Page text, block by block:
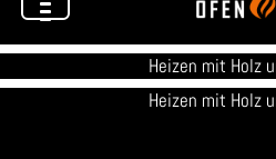
Heizen mit Holz
Heizen mit Holz